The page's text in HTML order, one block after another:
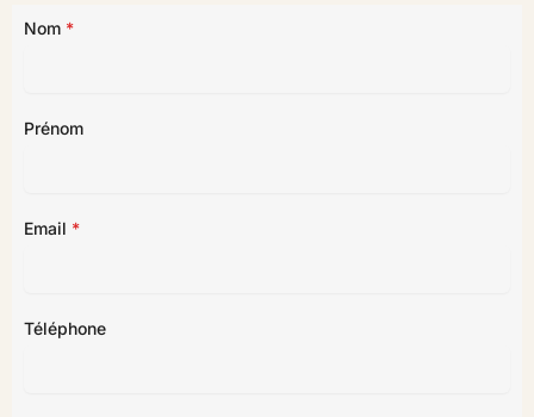
Nom *
Prénom
Email *
Téléphone